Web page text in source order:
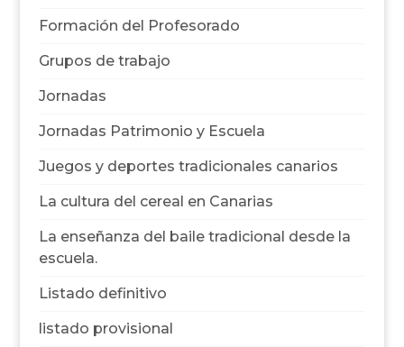
Formación del Profesorado
Grupos de trabajo
Jornadas
Jornadas Patrimonio y Escuela
Juegos y deportes tradicionales canarios
La cultura del cereal en Canarias
La enseñanza del baile tradicional desde la
escuela.
Listado definitivo
listado provisional